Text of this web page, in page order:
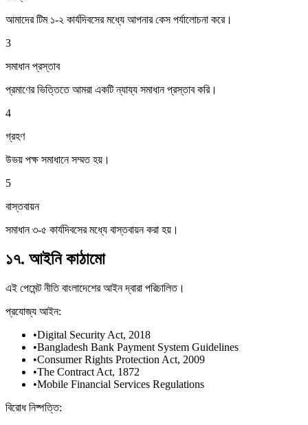
আমাদের টিম ১-২ কার্যদিবসের মধ্যে আপনার কেস পর্যালোচনা করে।
3
সমাধান প্রস্তাব
প্রমাণের ভিত্তিতে আমরা একটি ন্যায্য সমাধান প্রস্তাব করি।
4
গ্রহণ
উভয় পক্ষ সমাধানে সম্মত হয়।
5
বাস্তবায়ন
সমাধান ৩-৫ কার্যদিবসের মধ্যে বাস্তবায়ন করা হয়।
১৭. আইনি কাঠামো
এই পেমেন্ট নীতি বাংলাদেশের আইন দ্বারা পরিচালিত।
প্রযোজ্য আইন:
•Digital Security Act, 2018
•Bangladesh Bank Payment System Guidelines
•Consumer Rights Protection Act, 2009
•The Contract Act, 1872
•Mobile Financial Services Regulations
বিরোধ নিষ্পত্তি: